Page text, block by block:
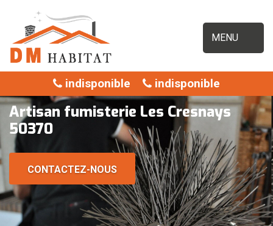
MENU
indisponible indisponible
Artisan fumisterie Les Cresnays
50370
CONTACTEZ-NOUS